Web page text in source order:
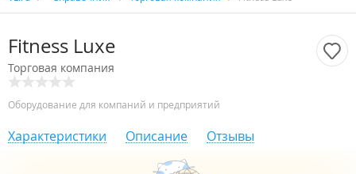
Fitness Luxe
Торговая компания
Оборудование для компаний и предприятий
Характеристики Описание Отзывы